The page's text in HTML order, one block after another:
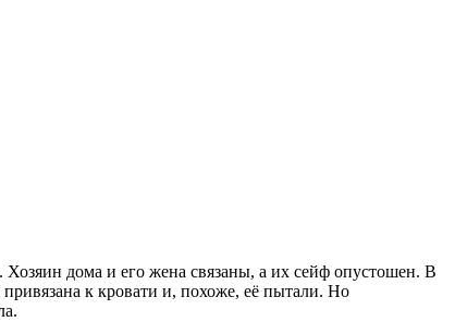
дома и его жена связаны, а их сейф опустошен. В
к кровати и, похоже, её пытали. Но